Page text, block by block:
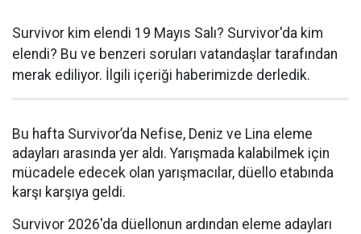
Survivor kim elendi 19 Mayıs Salı? Survivor'da kim
elendi? Bu ve benzeri soruları vatandaşlar tarafından
merak ediliyor. İlgili içeriği haberimizde derledik.
Bu hafta Survivor’da Nefise, Deniz ve Lina eleme
adayları arasında yer aldı. Yarışmada kalabilmek için
mücadele edecek olan yarışmacılar, düello etabında
karşı karşıya geldi.
Survivor 2026'da düellonun ardından eleme adayları